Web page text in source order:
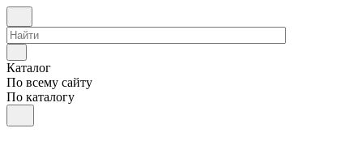
Каталог
По всему сайту
По каталогу